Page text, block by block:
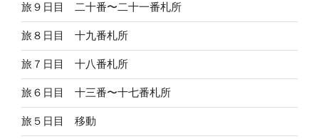
旅９日目 二十番〜二十一番札所
旅８日目 十九番札所
旅７日目 十八番札所
旅６日目 十三番〜十七番札所
旅５日目 移動